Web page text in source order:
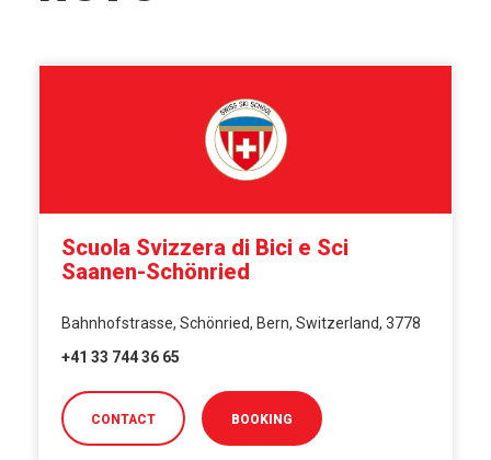
Scuola Svizzera di Bici e Sci
Saanen-Schönried
Bahnhofstrasse, Schönried, Bern, Switzerland, 3778
+41 33 744 36 65
CONTACT BOOKING